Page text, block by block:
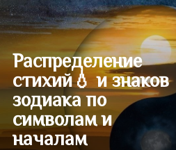
Распределение
стихий💧 и знаков
зодиака по
символам и
началам